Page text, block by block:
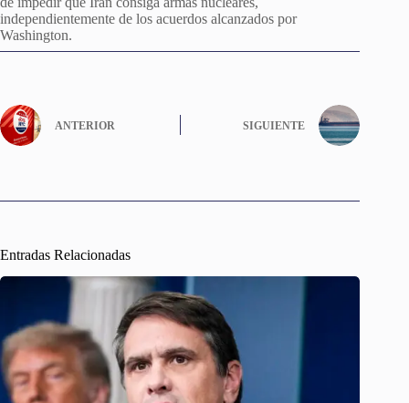
independientemente de los acuerdos alcanzados por
Washington.
ANTERIOR SIGUIENTE
Entradas Relacionadas